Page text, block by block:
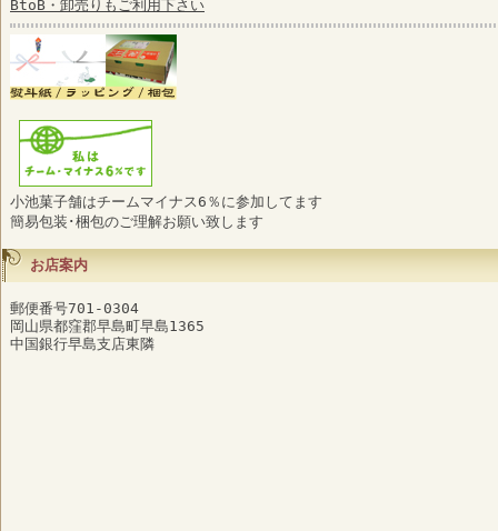
BtoB・卸売りもご利用下さい
小池菓子舗はチームマイナス6％に参加してます
簡易包装･梱包のご理解お願い致します
お店案内
郵便番号701-0304
岡山県都窪郡早島町早島1365
中国銀行早島支店東隣